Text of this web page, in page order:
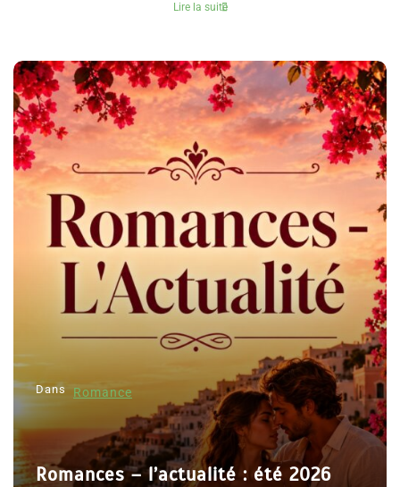
Lire la suite
Dans Romance
Romances – l’actualité : été 2026